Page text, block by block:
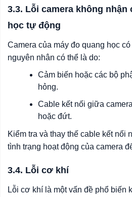
3.3. Lỗi camera không nhận
học tự động
Camera của máy đo quang học
nguyên nhân có thể là do:
Cảm biến hoặc các bộ
hỏng.
Cable kết nối giữa
hoặc đứt.
Kiểm tra và thay thế cable kết nối
tình trạng hoạt động của camera
3.4. Lỗi cơ khí
Lỗi cơ khí là một vấn đề phổ biến